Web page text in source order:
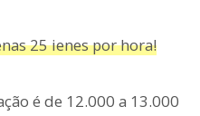
25 ienes por hora!
é de 12.000 a 13.000